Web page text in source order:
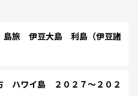
旅 伊豆大島 利島（伊豆諸
ハワイ島 ２０２７～２０２